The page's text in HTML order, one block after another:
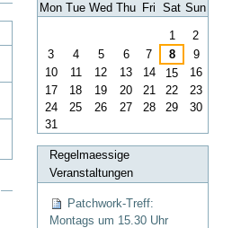
Mon Tue Wed Thu Fri Sat Sun
1
2
3
4 5 6 7 8
9
10
11 12 13 14 15
16
17
18 19 20 21 22
23
24
25 26 27 28 29
30
31
Regelmaessige
Veranstaltungen
Patchwork-Treff:
Montags um 15.30 Uhr